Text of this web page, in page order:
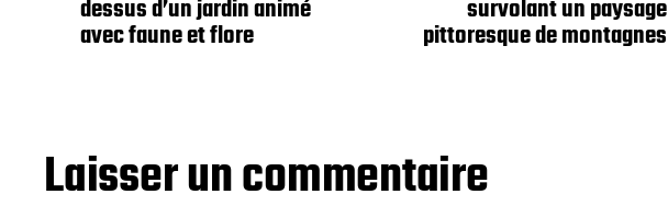
dessus d’un jardin animé
avec faune et flore
survolant un paysage
pittoresque de montagnes
Laisser un commentaire